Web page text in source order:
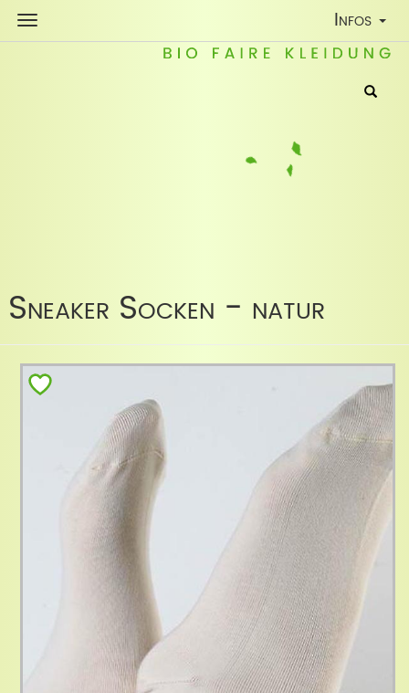
Toggle
Infos
Sneaker Socken - natur